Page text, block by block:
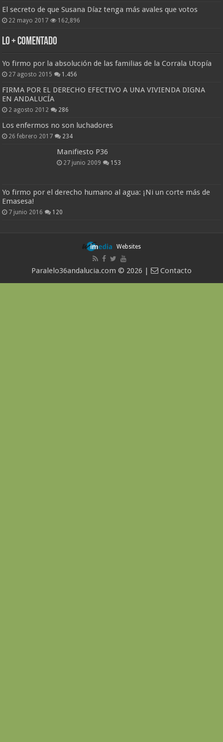
El secreto de que Susana Díaz tenga más avales que votos
22 mayo 2017 162,896
Lo + Comentado
Yo firmo por la absolución de las familias de la Corrala Utopía
27 agosto 2015 1.456
FIRMA POR EL DERECHO EFECTIVO A UNA VIVIENDA DIGNA
EN ANDALUCÍA
2 agosto 2012 286
Los enfermos no son luchadores
26 febrero 2017 234
Manifiesto P36
27 junio 2009 153
Yo firmo por el derecho humano al agua: ¡Ni un corte más de
Emasesa!
7 junio 2016 120
Websites
Paralelo36andalucia.com © 2026 | Contacto